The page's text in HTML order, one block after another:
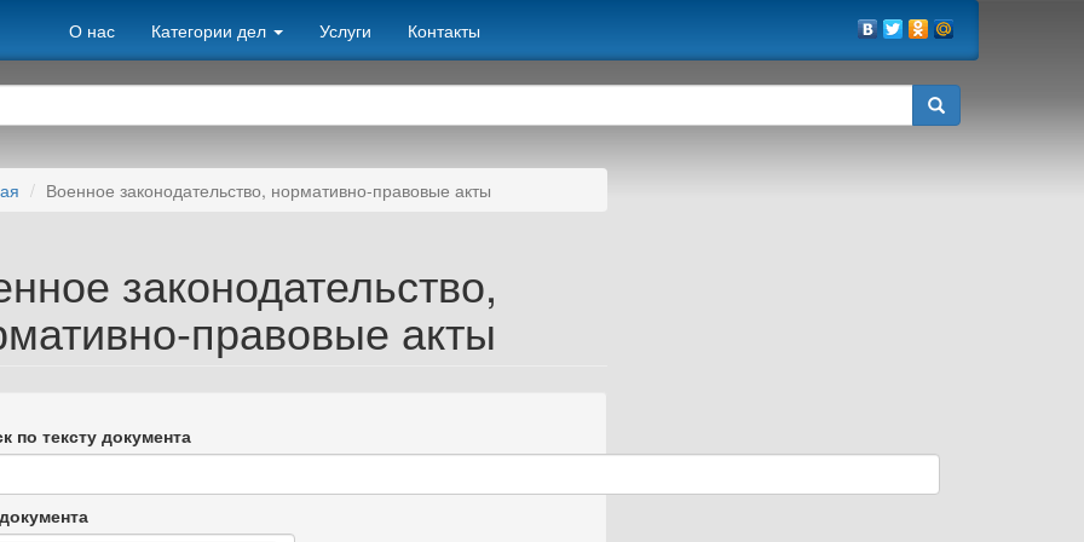
О нас Категории дел Услуги Контакты
Военное законодательство, нормативно-правовые акты
законодательство,
правовые акты
по тексту документа